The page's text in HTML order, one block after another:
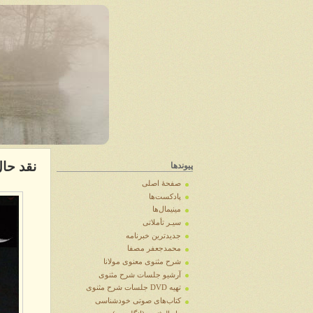
نقد پیوندها
صفحهٔ اصلی
پادکست‌ها
مینیمال‌ها
سیـر تأملاتی
جدیدترین خبرنامه
محمدجعفر مصفا
شرح مثنوی معنوی مولانا
آرشيو جلسات شرح مثنوی
تهیه DVD جلسات شرح مثنوی
کتاب‌های صوتی خودشناسی